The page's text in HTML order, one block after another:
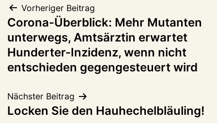
Beitragsnavigation
Vorheriger Beitrag
Corona-Überblick: Mehr Mutanten
unterwegs, Amtsärztin erwartet
Hunderter-Inzidenz, wenn nicht
entschieden gegengesteuert wird
Nächster Beitrag
Locken Sie den Hauhechelbläuling!